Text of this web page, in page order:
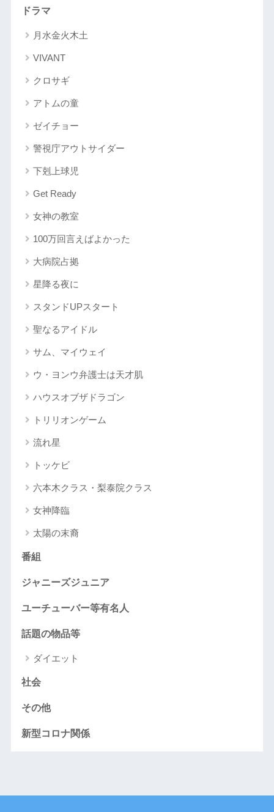
ドラマ
月水金火木土
VIVANT
クロサギ
アトムの童
ゼイチョー
警視庁アウトサイダー
下剋上球児
Get Ready
女神の教室
100万回言えばよかった
大病院占拠
星降る夜に
スタンドUPスタート
聖なるアイドル
サム、マイウェイ
ウ・ヨンウ弁護士は天才肌
ハウスオブザドラゴン
トリリオンゲーム
流れ星
トッケビ
六本木クラス・梨泰院クラス
女神降臨
太陽の末裔
番組
ジャニーズジュニア
ユーチューバー等有名人
話題の物品等
ダイエット
社会
その他
新型コロナ関係